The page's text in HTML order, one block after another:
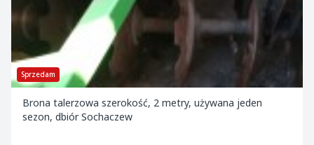
Sprzedam
Brona talerzowa szerokość, 2 metry, używana jeden
sezon, dbiór Sochaczew